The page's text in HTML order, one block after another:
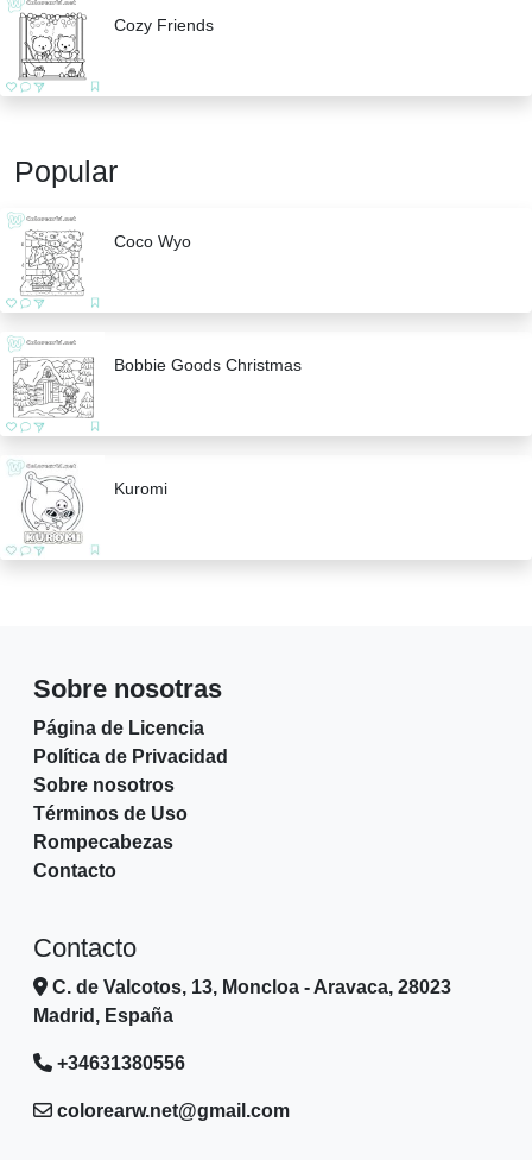
Cozy Friends
Popular
Coco Wyo
Bobbie Goods Christmas
Kuromi
Sobre nosotras
Página de Licencia
Política de Privacidad
Sobre nosotros
Términos de Uso
Rompecabezas
Contacto
Contacto
C. de Valcotos, 13, Moncloa - Aravaca, 28023
Madrid, España
+34631380556
colorearw.net@gmail.com